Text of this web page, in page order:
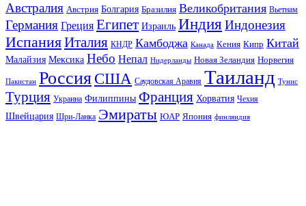
Австралия Австрия Болгария Бразилия Великобритания Вьетнам
Германия Греция Египет Израиль Индия Индонезия
ИспанияИталия КНДР Камбоджа Канада Кения Кипр Китай
Малайзия Мексика Небо Непал Нидерланды Новая Зеландия Норвегия
Пакистан РоссияСША Саудовская Аравия Таиланд Тунис
Турция Украина Филиппины Франция Хорватия Чехия
Швейцария Шри-Ланка Эмираты ЮАР Япония финляндия